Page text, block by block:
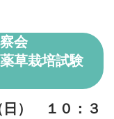
会
草栽培試験
日） １０：３